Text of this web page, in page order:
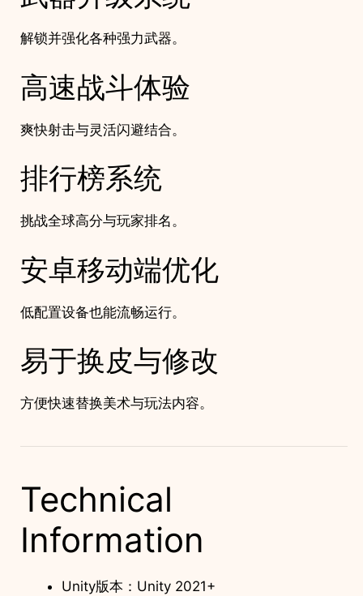
解锁并强化各种强力武器。
高速战斗体验
爽快射击与灵活闪避结合。
排行榜系统
挑战全球高分与玩家排名。
安卓移动端优化
低配置设备也能流畅运行。
易于换皮与修改
方便快速替换美术与玩法内容。
Technical
Information
Unity版本：Unity 2021+